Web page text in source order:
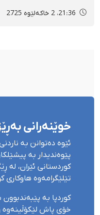
مێرمنداڵ لە
21:36، 2 خاکەلێوه 2725
خوێنەرانی
ئێوە دەتوانن بە
پێوەندیدار بە
کوردستانی ئێران، لە
تێلێگرامەوە هاوکاری
کوردپا بە
خۆی پاش لێکۆڵینەوە